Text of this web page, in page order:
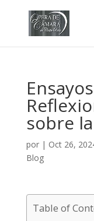
sobre
por | Oct 26,
Blog
Table of